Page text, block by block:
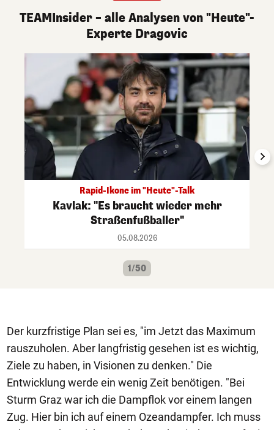
TEAMInsider – alle Analysen von "Heute"-
Experte Dragovic
Rapid-Ikone im "Heute"-Talk
Kavlak: "Es braucht wieder mehr
Straßenfußballer"
05.08.2026
1/50
Der kurzfristige Plan sei es, "im Jetzt das Maximum
rauszuholen. Aber langfristig gesehen ist es wichtig,
Ziele zu haben, in Visionen zu denken." Die
Entwicklung werde ein wenig Zeit benötigen. "Bei
Sturm Graz war ich die Dampflok vor einem langen
Zug. Hier bin ich auf einem Ozeandampfer. Ich muss